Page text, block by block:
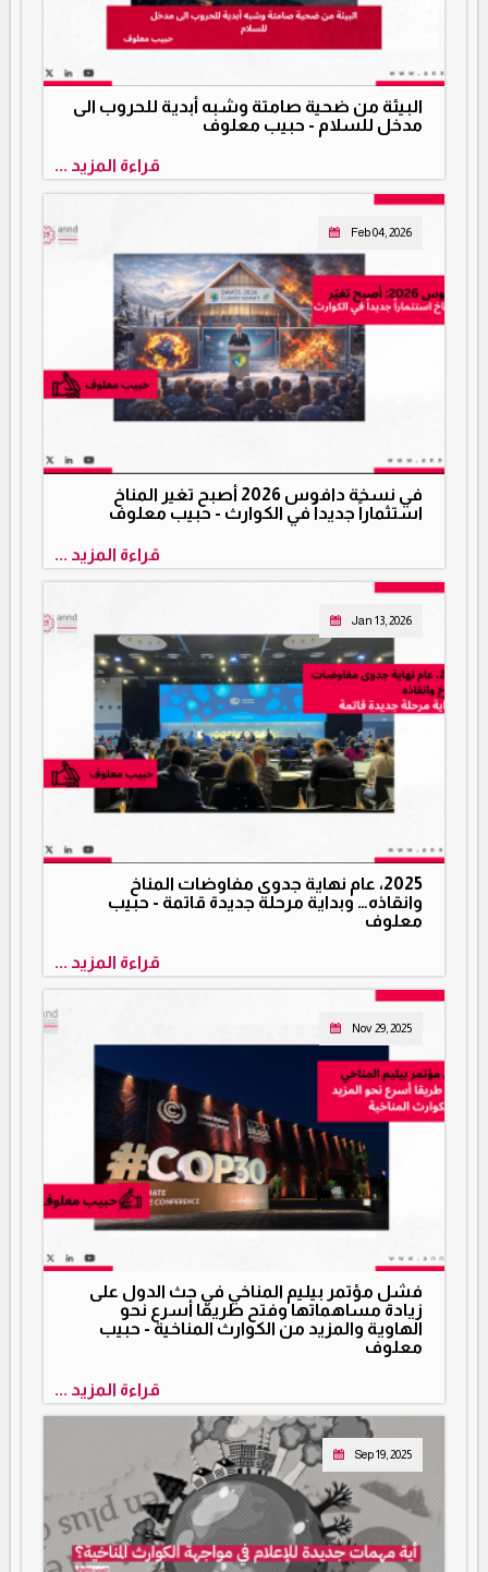
البيئة من ضحية صامتة وشبه أبدية للحروب الى
مدخل للسلام - حبيب معلوف
قراءة المزيد ...
Feb 04, 2026
في نسخة دافوس 2026 أصبح تغير المناخ
استثماراً جديداً في الكوارث - حبيب معلوف
قراءة المزيد ...
Jan 13, 2026
2025، عام نهاية جدوى مفاوضات المناخ
وانقاذه… وبداية مرحلة جديدة قاتمة - حبيب
معلوف
قراءة المزيد ...
Nov 29, 2025
فشل مؤتمر بيليم المناخي في حث الدول على
زيادة مساهماتها وفتح طريقا أسرع نحو
الهاوية والمزيد من الكوارث المناخية - حبيب
معلوف
قراءة المزيد ...
Sep 19, 2025